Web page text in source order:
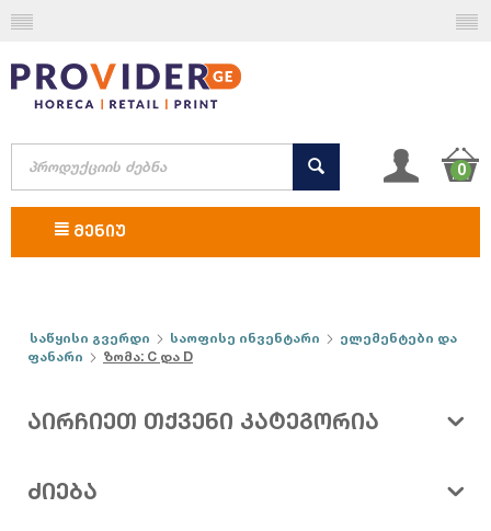
0
ᲛᲔᲜᲘᲣ
საწყისი გვერდი საოფისე ინვენტარი
ელემენტები და
ფანარი
ზომა: C და D
ᲐᲘᲠᲩᲘᲔᲗ ᲗᲥᲕᲔᲜᲘ ᲙᲐᲢᲔᲒᲝᲠᲘᲐ
ᲫᲘᲔᲑᲐ